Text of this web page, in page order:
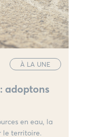
À LA UNE
adoptons
en eau, la
le territoire.